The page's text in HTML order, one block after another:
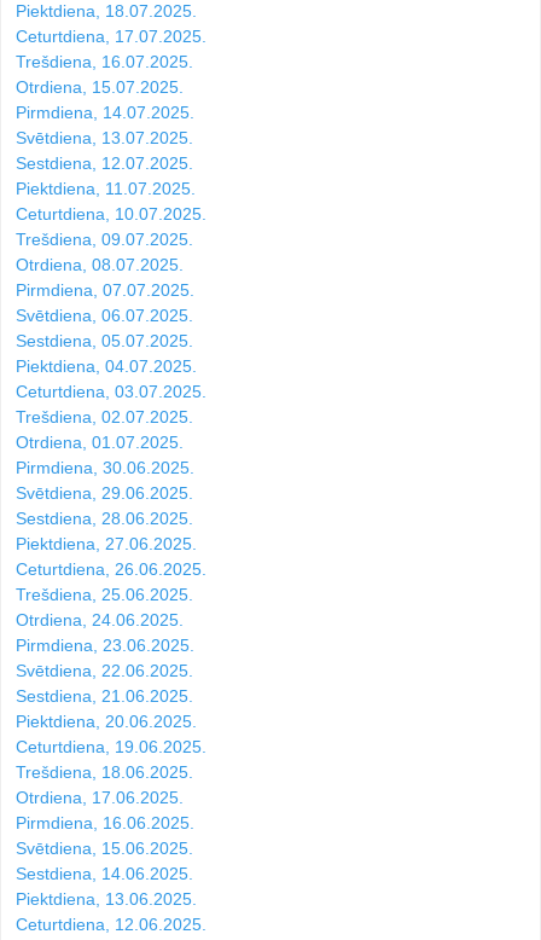
Piektdiena, 18.07.2025.
Ceturtdiena, 17.07.2025.
Trešdiena, 16.07.2025.
Otrdiena, 15.07.2025.
Pirmdiena, 14.07.2025.
Svētdiena, 13.07.2025.
Sestdiena, 12.07.2025.
Piektdiena, 11.07.2025.
Ceturtdiena, 10.07.2025.
Trešdiena, 09.07.2025.
Otrdiena, 08.07.2025.
Pirmdiena, 07.07.2025.
Svētdiena, 06.07.2025.
Sestdiena, 05.07.2025.
Piektdiena, 04.07.2025.
Ceturtdiena, 03.07.2025.
Trešdiena, 02.07.2025.
Otrdiena, 01.07.2025.
Pirmdiena, 30.06.2025.
Svētdiena, 29.06.2025.
Sestdiena, 28.06.2025.
Piektdiena, 27.06.2025.
Ceturtdiena, 26.06.2025.
Trešdiena, 25.06.2025.
Otrdiena, 24.06.2025.
Pirmdiena, 23.06.2025.
Svētdiena, 22.06.2025.
Sestdiena, 21.06.2025.
Piektdiena, 20.06.2025.
Ceturtdiena, 19.06.2025.
Trešdiena, 18.06.2025.
Otrdiena, 17.06.2025.
Pirmdiena, 16.06.2025.
Svētdiena, 15.06.2025.
Sestdiena, 14.06.2025.
Piektdiena, 13.06.2025.
Ceturtdiena, 12.06.2025.